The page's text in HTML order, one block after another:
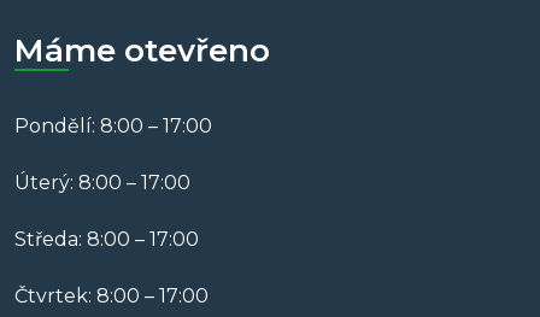
Máme otevřeno
Pondělí: 8:00 – 17:00
Úterý: 8:00 – 17:00
Středa: 8:00 – 17:00
Čtvrtek: 8:00 – 17:00